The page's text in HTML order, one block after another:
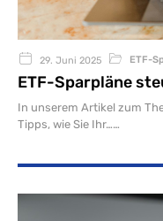
29. Juni 2025 ETF-
ETF-Sparpläne
In unserem Artikel zum
Tipps, wie Sie Ihr…